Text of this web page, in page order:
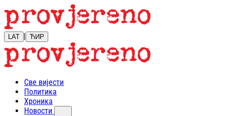
LAT | ЋИР
Све вијести
Политика
Хроника
Новости